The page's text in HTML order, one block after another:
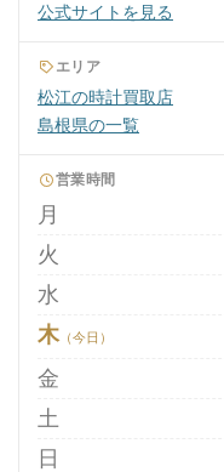
公式サイトを見る
エリア
松江の時計買取店
島根県の一覧
営業時間
月
火
水
木
金
土
日